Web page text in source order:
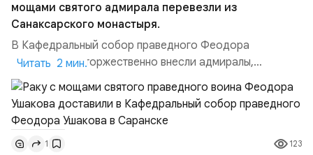
мощами святого адмирала перевезли из
Санаксарского монастыря.
В Кафедральный собор праведного Феодора
Ушакова раку торжественно внесли адмиралы,
участвовавшие в канонизации святого праведного
воина Феодора Ушакова 25 лет назад:Адмирал
Владимир Прокофьевич Валуев, командующий
Балтийским флотом ВМФ России (2001–2006
гг.);Адмирал Владимир Петрович Комоедов,
Читать 2 мин.
1 123